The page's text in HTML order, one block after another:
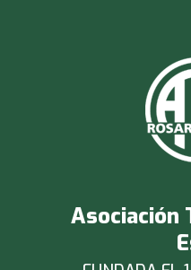
Asociación